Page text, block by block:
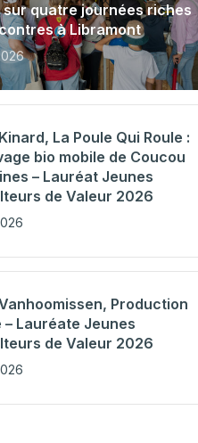
sur quatre journées riches
à Libramont
La Poule Qui Roule :
bio mobile de Coucou
– Lauréat Jeunes
de Valeur 2026
Production
– Lauréate Jeunes
de Valeur 2026